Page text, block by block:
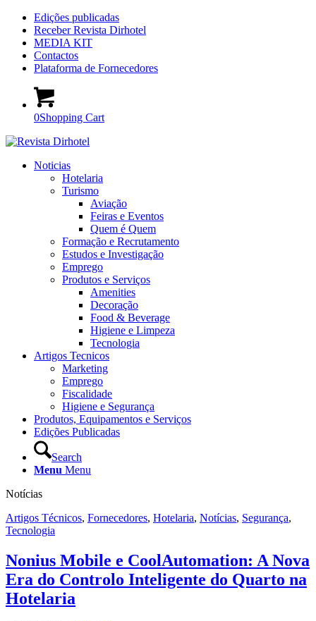
Edições publicadas
Receber Revista Dirhotel
MEDIA KIT
Contactos
Plataforma de Fornecedores
0Shopping Cart
Noticias
Hotelaria
Turismo
Aviação
Feiras e Eventos
Quem é Quem
Formação e Recrutamento
Estudos e Investigação
Emprego
Produtos e Serviços
Amenities
Decoração
Food & Beverage
Higiene e Limpeza
Tecnologia
Artigos Tecnicos
Marketing
Emprego
Fiscalidade
Higiene e Segurança
Produtos, Equipamentos e Serviços
Edições Publicadas
Search
Menu Menu
Notícias
Artigos Técnicos, Fornecedores, Hotelaria, Notícias, Segurança,
Tecnologia
Nonius Mobile e CoolAutomation: A Nova
Era do Controlo Inteligente do Quarto na
Hotelaria